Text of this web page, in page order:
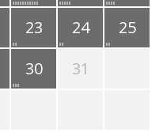
23 24
25
30 31